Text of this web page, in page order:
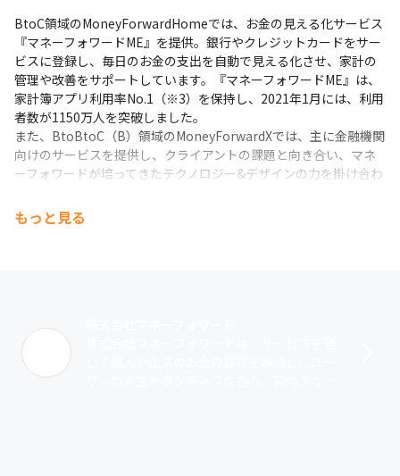
BtoC領域のMoneyForwardHomeでは、お金の見える化サービス
『マネーフォワードME』を提供。銀行やクレジットカードをサー
ビスに登録し、毎日のお金の支出を自動で見える化させ、家計の
管理や改善をサポートしています。『マネーフォワードME』は、
家計簿アプリ利用率No.1（※3）を保持し、2021年1月には、利用
者数が1150万人を突破しました。
また、BtoBtoC（B）領域のMoneyForwardXでは、主に金融機関
向けのサービスを提供し、クライアントの課題と向き合い、マネ
ーフォワードが培ってきたテクノロジー&デザインの力を掛け合わ
います。
60代の家計簿アプリ利用者男女1,034名/調査方法：インターネッ
ト調査
調査委託先：マクロミル
もっと見る